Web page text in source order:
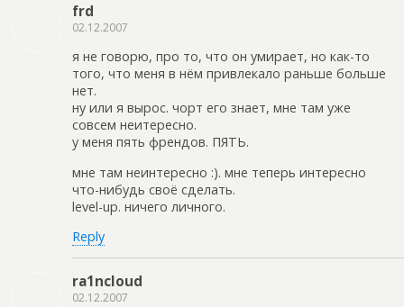
frd
02.12.2007
я не говорю, про то, что он умирает, но как-то
того, что меня в нём привлекало раньше больше
нет.
ну или я вырос. чорт его знает, мне там уже
совсем неитересно.
у меня пять френдов. ПЯТЬ.
мне там неинтересно :). мне теперь интересно
что-нибудь своё сделать.
level-up. ничего личного.
Reply
ra1ncloud
02.12.2007